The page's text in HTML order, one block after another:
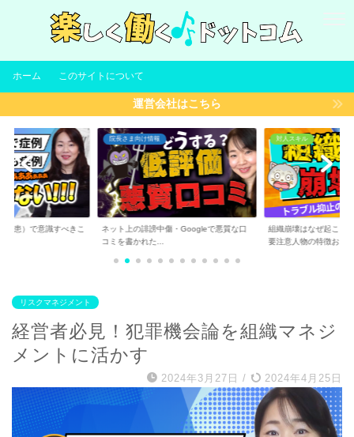
ホーム このサイトについて
運営会社はこちら
集患）で意識すべきこ
院長さま向け情報
ネット上の誹謗中傷・Googleで悪質な口
コミを書かれた...
対人スキル
組織崩壊はなぜ起こる
要注意人物の特徴お...
リスクマネジメント
経営者必見！犯罪機会論を組織マネジ
メントに活かす
2024年3月27日 / 2024年4月25日